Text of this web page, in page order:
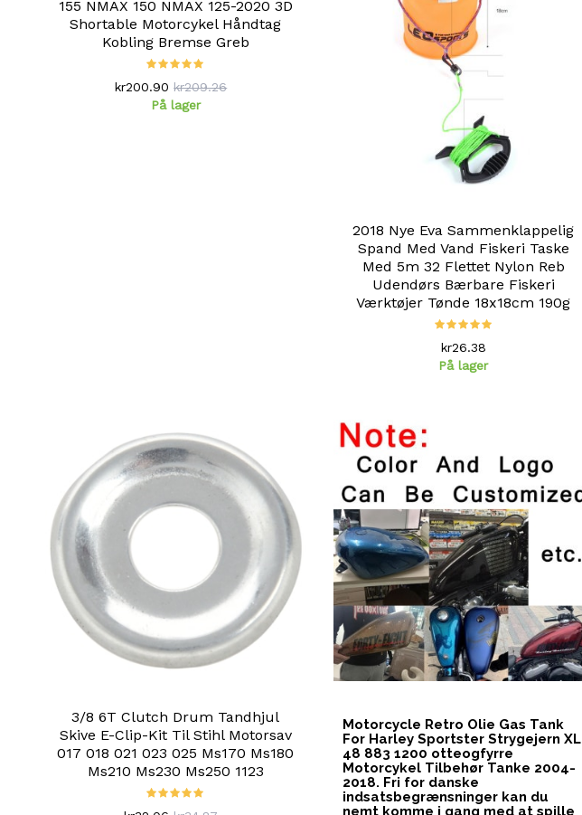
155 NMAX 150 NMAX 125-2020 3D
Shortable Motorcykel Håndtag
Kobling Bremse Greb
kr200.90kr209.26
På lager
2018 Nye Eva Sammenklappelig
Spand Med Vand Fiskeri Taske
Med 5m 32 Flettet Nylon Reb
Udendørs Bærbare Fiskeri
Værktøjer Tønde 18x18cm 190g
kr26.38
På lager
3/8 6T Clutch Drum Tandhjul
Skive E-Clip-Kit Til Stihl Motorsav
017 018 021 023 025 Ms170 Ms180
Ms210 Ms230 Ms250 1123
Motorcycle Retro Olie Gas Tank
For Harley Sportster Strygejern XL
48 883 1200 otteogfyrre
Motorcykel Tilbehør Tanke 2004-
2018. Fri for danske
indsatsbegrænsninger kan du
nemt komme i gang med at spille